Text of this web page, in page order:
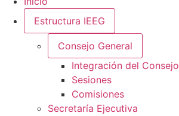
Estructura IEEG
Consejo General
Integración del Consejo
Sesiones
Comisiones
Secretaría Ejecutiva